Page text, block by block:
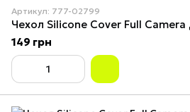
Артикул: 777-02799
149 грн